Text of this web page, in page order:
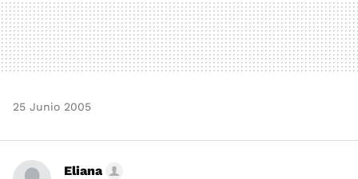
25 Junio 2005
Eliana